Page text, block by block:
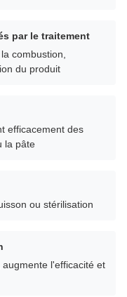
par le traitement
combustion,
du produit
efficacement des
la pâte
ou stérilisation
l'efficacité et